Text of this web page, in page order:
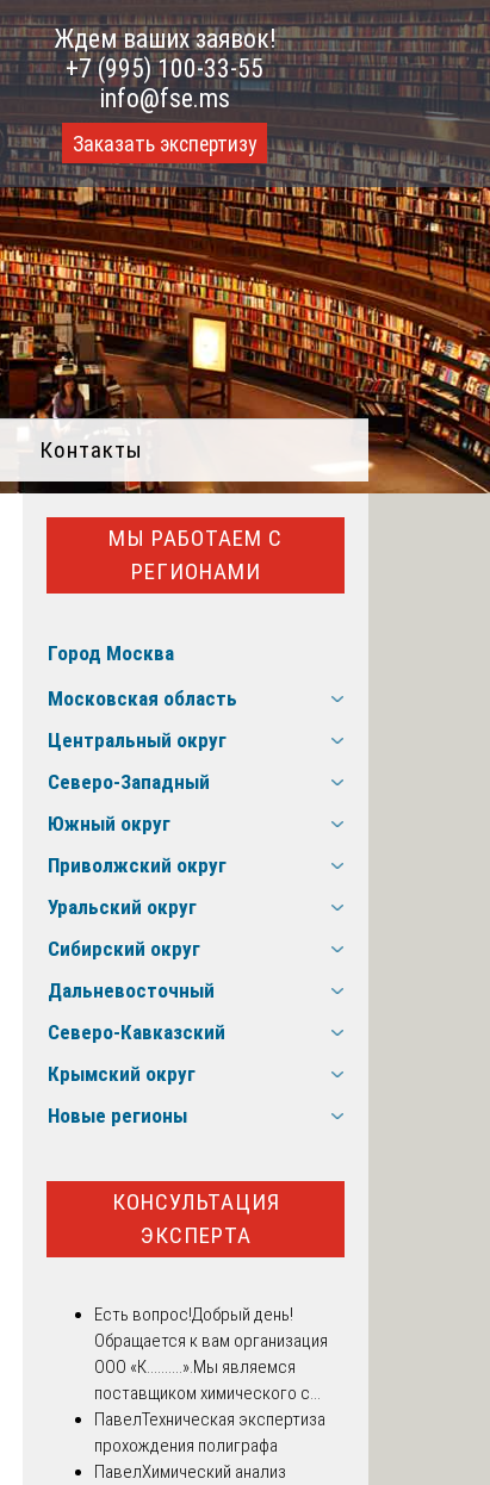
Ждем ваших заявок!
+7 (995) 100-33-55
info@fse.ms
Заказать экспертизу
Контакты
МЫ РАБОТАЕМ С
РЕГИОНАМИ
Город Москва
Московская область
Центральный округ
Северо-Западный
Южный округ
Приволжский округ
Уральский округ
Сибирский округ
Дальневосточный
Северо-Кавказский
Крымский округ
Новые регионы
КОНСУЛЬТАЦИЯ
ЭКСПЕРТА
Есть вопрос!Добрый день!
Обращается к вам организация
ООО «К..........».Мы являемся
поставщиком химического с...
ПавелТехническая экспертиза
прохождения полиграфа
ПавелХимический анализ